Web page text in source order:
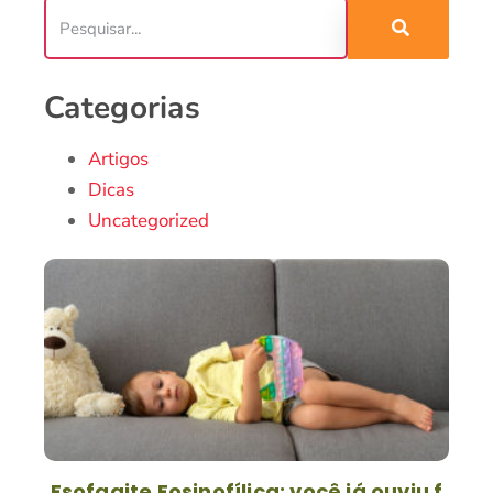
Categorias
Artigos
Dicas
Uncategorized